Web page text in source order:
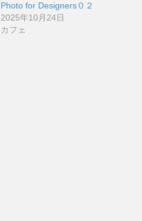
Photo for Designers０２
2025年10月24日
カフェ